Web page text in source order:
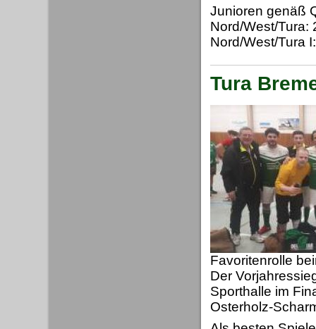
Junioren genäß
Nord/West/Tura:
Nord/West/Tura
Tura
Favoritenrolle
Der
Sporthalle im
Osterholz-